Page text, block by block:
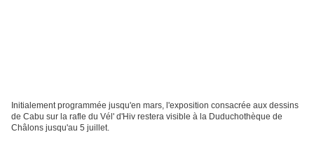
Initialement programmée jusqu'en mars, l'exposition consacrée aux dessins
de Cabu sur la rafle du Vél' d'Hiv restera visible à la Duduchothèque de
Châlons jusqu'au 5 juillet.